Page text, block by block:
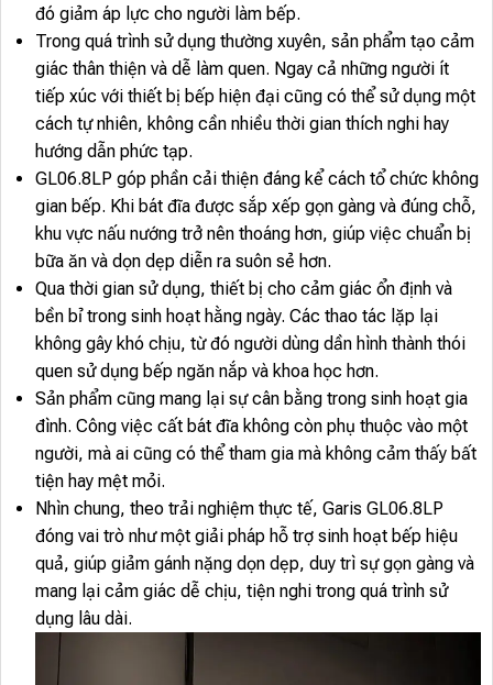
đó giảm áp lực cho người làm bếp.
Trong quá trình sử dụng thường xuyên, sản phẩm tạo cảm
giác thân thiện và dễ làm quen. Ngay cả những người ít
tiếp xúc với thiết bị bếp hiện đại cũng có thể sử dụng một
cách tự nhiên, không cần nhiều thời gian thích nghi hay
hướng dẫn phức tạp.
GL06.8LP góp phần cải thiện đáng kể cách tổ chức không
gian bếp. Khi bát đĩa được sắp xếp gọn gàng và đúng chỗ,
khu vực nấu nướng trở nên thoáng hơn, giúp việc chuẩn bị
bữa ăn và dọn dẹp diễn ra suôn sẻ hơn.
Qua thời gian sử dụng, thiết bị cho cảm giác ổn định và
bền bỉ trong sinh hoạt hằng ngày. Các thao tác lặp lại
không gây khó chịu, từ đó người dùng dần hình thành thói
quen sử dụng bếp ngăn nắp và khoa học hơn.
Sản phẩm cũng mang lại sự cân bằng trong sinh hoạt gia
đình. Công việc cất bát đĩa không còn phụ thuộc vào một
người, mà ai cũng có thể tham gia mà không cảm thấy bất
tiện hay mệt mỏi.
Nhìn chung, theo trải nghiệm thực tế, Garis GL06.8LP
đóng vai trò như một giải pháp hỗ trợ sinh hoạt bếp hiệu
quả, giúp giảm gánh nặng dọn dẹp, duy trì sự gọn gàng và
mang lại cảm giác dễ chịu, tiện nghi trong quá trình sử
dụng lâu dài.